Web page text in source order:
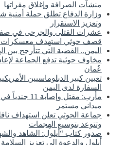
منشآت الصرافة وإغلاق مقراتها
وزارة الدفاع تطلق حملة أمنية
وتعزيز الاستقرار
عشرات القتلى والجرحى في
قصف حوثي استهدف
اليمن.. القضية التي تتأرجح
مخاوف حوثية تدفع الجماعة
عُمان
تعيين كبير الدبلوماسيين
السفارة لدى اليمن
مأرب: مقتل
ميداني مستمر
جماعة الحوثي تعلن استهداف
وتتوعد بتوسيع الهجمات
صدور كتاب “أيلول: الشاهد
أيلول والدعوة إلى تعزيز السلامة